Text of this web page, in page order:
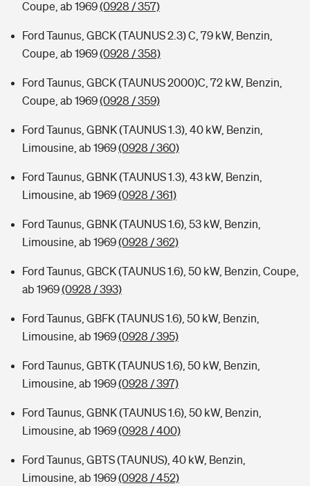
Coupe, ab 1969(0928 / 357)
Ford Taunus, GBCK (TAUNUS 2.3) C, 79 kW, Benzin,
Coupe, ab 1969(0928 / 358)
Ford Taunus, GBCK (TAUNUS 2000)C, 72 kW, Benzin,
Coupe, ab 1969(0928 / 359)
Ford Taunus, GBNK (TAUNUS 1.3), 40 kW, Benzin,
Limousine, ab 1969(0928 / 360)
Ford Taunus, GBNK (TAUNUS 1.3), 43 kW, Benzin,
Limousine, ab 1969(0928 / 361)
Ford Taunus, GBNK (TAUNUS 1.6), 53 kW, Benzin,
Limousine, ab 1969(0928 / 362)
Ford Taunus, GBCK (TAUNUS 1.6), 50 kW, Benzin, Coupe,
ab 1969(0928 / 393)
Ford Taunus, GBFK (TAUNUS 1.6), 50 kW, Benzin,
Limousine, ab 1969(0928 / 395)
Ford Taunus, GBTK (TAUNUS 1.6), 50 kW, Benzin,
Limousine, ab 1969(0928 / 397)
Ford Taunus, GBNK (TAUNUS 1.6), 50 kW, Benzin,
Limousine, ab 1969(0928 / 400)
Ford Taunus, GBTS (TAUNUS), 40 kW, Benzin,
Limousine, ab 1969(0928 / 452)